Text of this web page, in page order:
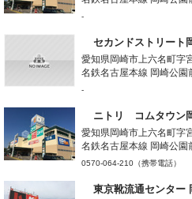
-
セカンドストリート
愛知県岡崎市上六名町字
名鉄名古屋本線 岡崎公園
-
ニトリ コムタウン
愛知県岡崎市上六名町字
名鉄名古屋本線 岡崎公園
0570-064-210（携帯電話）
東京靴流通センター